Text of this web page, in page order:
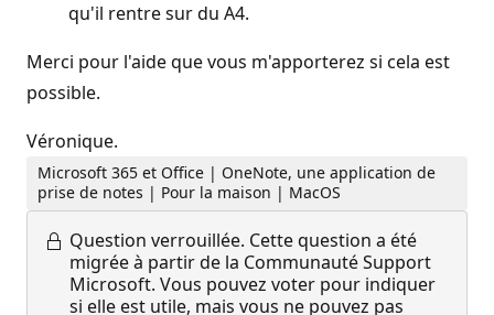
qu'il rentre sur du A4.
Merci pour l'aide que vous m'apporterez si cela est
possible.
Véronique.
Microsoft 365 et Office | OneNote, une application de
prise de notes | Pour la maison | MacOS
Question verrouillée. Cette question a été
migrée à partir de la Communauté Support
Microsoft. Vous pouvez voter pour indiquer
si elle est utile, mais vous ne pouvez pas